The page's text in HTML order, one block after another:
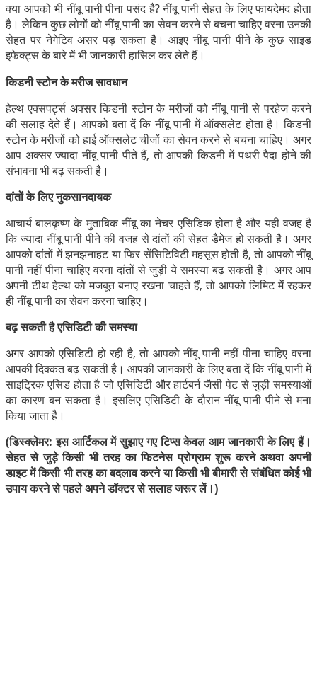
क्या आपको भी नींबू पानी पीना पसंद है? नींबू पानी सेहत के लिए फायदेमंद होता
है। लेकिन कुछ लोगों को नींबू पानी का सेवन करने से बचना चाहिए वरना उनकी
सेहत पर नेगेटिव असर पड़ सकता है। आइए नींबू पानी पीने के कुछ साइड
इफेक्ट्स के बारे में भी जानकारी हासिल कर लेते हैं।
किडनी स्टोन के मरीज सावधान
हेल्थ एक्सपर्ट्स अक्सर किडनी स्टोन के मरीजों को नींबू पानी से परहेज करने
की सलाह देते हैं। आपको बता दें कि नींबू पानी में ऑक्सलेट होता है। किडनी
स्टोन के मरीजों को हाई ऑक्सलेट चीजों का सेवन करने से बचना चाहिए। अगर
आप अक्सर ज्यादा नींबू पानी पीते हैं, तो आपकी किडनी में पथरी पैदा होने की
संभावना भी बढ़ सकती है।
दांतों के लिए नुकसानदायक
आचार्य बालकृष्ण के मुताबिक नींबू का नेचर एसिडिक होता है और यही वजह है
कि ज्यादा नींबू पानी पीने की वजह से दांतों की सेहत डैमेज हो सकती है। अगर
आपको दांतों में झनझनाहट या फिर सेंसिटिविटी महसूस होती है, तो आपको नींबू
पानी नहीं पीना चाहिए वरना दांतों से जुड़ी ये समस्या बढ़ सकती है। अगर आप
अपनी टीथ हेल्थ को मजबूत बनाए रखना चाहते हैं, तो आपको लिमिट में रहकर
ही नींबू पानी का सेवन करना चाहिए।
बढ़ सकती है एसिडिटी की समस्या
अगर आपको एसिडिटी हो रही है, तो आपको नींबू पानी नहीं पीना चाहिए वरना
आपकी दिक्कत बढ़ सकती है। आपकी जानकारी के लिए बता दें कि नींबू पानी में
साइट्रिक एसिड होता है जो एसिडिटी और हार्टबर्न जैसी पेट से जुड़ी समस्याओं
का कारण बन सकता है। इसलिए एसिडिटी के दौरान नींबू पानी पीने से मना
किया जाता है।
(डिस्क्लेमर: इस आर्टिकल में सुझाए गए टिप्स केवल आम जानकारी के लिए हैं।
सेहत से जुड़े किसी भी तरह का फिटनेस प्रोग्राम शुरू करने अथवा अपनी
डाइट में किसी भी तरह का बदलाव करने या किसी भी बीमारी से संबंधित कोई भी
उपाय करने से पहले अपने डॉक्टर से सलाह जरूर लें।)